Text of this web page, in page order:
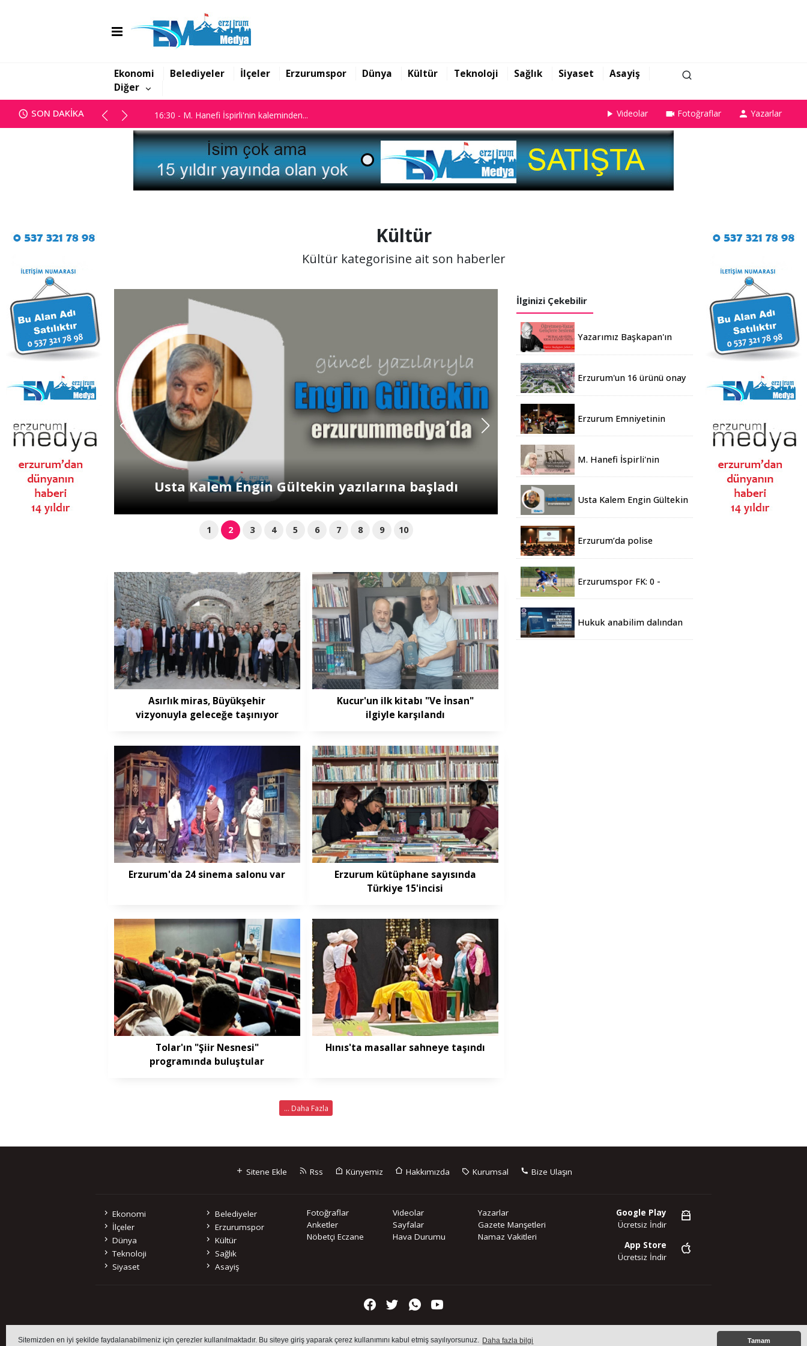
Sitemizden en iyi şekilde faydalanabilmeniz için çerezler kullanılmaktadır. Bu siteye giriş yaparak çerez kullanımını kabul etmiş sayılıyorsunuz. Daha fazla bilgi Tamam
Ekonomi Belediyeler İlçeler Erzurumspor Dünya Kültür Teknoloji Sağlık Siyaset
Asayiş
Diğer
SON DAKİKA
16:06 - Görbil Özcan partisinden istifa etti
16:30 - M. Hanefi İspirli'nin kaleminden...
16:30 - M. Hanefi İspirli'nin kaleminden... Videolar Fotoğraflar Yazarlar
Kültür
Kültür kategorisine ait son haberler
Usta Kalem Engin Gültekin yazılarına başladı Erzurum'un 16 ürünü onay
1 2 3 4 5 6 7 8 9 10
Asırlık miras, Büyükşehir
vizyonuyla geleceğe taşınıyor
Kucur'un ilk kitabı "Ve İnsan"
ilgiyle karşılandı
Erzurum'da 24 sinema salonu var
Erzurum kütüphane sayısında
Türkiye 15'incisi
Tolar'ın "Şiir Nesnesi"
programında buluştular
Hınıs'ta masallar sahneye taşındı
... Daha Fazla
İlginizi Çekebilir
Yazarımız Başkapan'ın
Erzurum'un 16 ürünü onay
Erzurum Emniyetinin
M. Hanefi İspirli'nin
Usta Kalem Engin Gültekin
Erzurum’da polise
semineri
Erzurumspor FK: 0 -
Hukuk anabilim dalından
başarı
Sitene Ekle Rss Künyemiz Hakkımızda Kurumsal Bize Ulaşın
Ekonomi
Belediyeler
İlçeler
Erzurumspor
Dünya
Kültür
Teknoloji
Sağlık
Siyaset
Asayiş
Fotoğraflar Videolar
Yazarlar
Anketler
Sayfalar
Gazete Manşetleri
Nöbetçi Eczane
Hava Durumu Namaz Vakitleri
Google Play
Ücretsiz İndir
App Store
Ücretsiz İndir